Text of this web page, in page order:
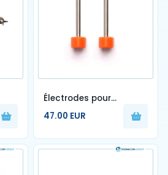
Électrodes pour
Sumitomo
47.00 EUR